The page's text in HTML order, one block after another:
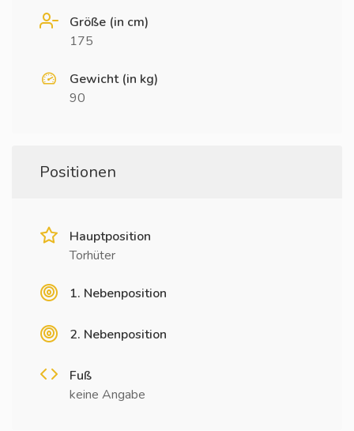
Größe (in cm)
175
Gewicht (in kg)
90
Positionen
Hauptposition
Torhüter
1. Nebenposition
2. Nebenposition
Fuß
keine Angabe